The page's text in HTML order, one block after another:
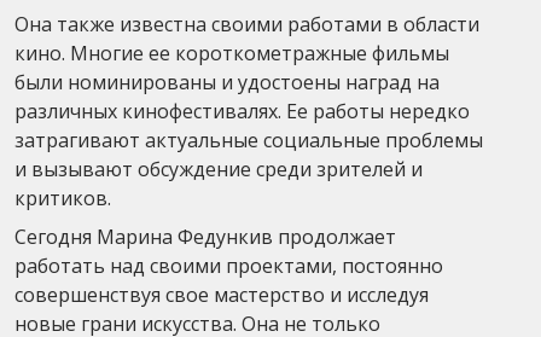
Она также известна своими работами в области
кино. Многие ее короткометражные фильмы
были номинированы и удостоены наград на
различных кинофестивалях. Ее работы нередко
затрагивают актуальные социальные проблемы
и вызывают обсуждение среди зрителей и
критиков.
Сегодня Марина Федункив продолжает
работать над своими проектами, постоянно
совершенствуя свое мастерство и исследуя
новые грани искусства. Она не только